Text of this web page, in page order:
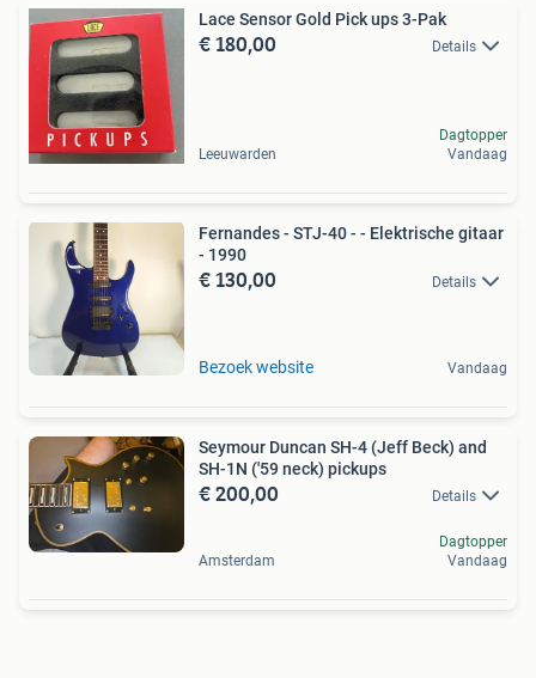
Lace Sensor Gold Pick ups 3-Pak
€ 180,00 Details
Leeuwarden
Dagtopper
Vandaag
Fernandes - STJ-40 - - Elektrische gitaar
- 1990
€ 130,00 Details
Bezoek website Vandaag
Seymour Duncan SH-4 (Jeff Beck) and
SH-1N ('59 neck) pickups
€ 200,00 Details
Amsterdam
Dagtopper
Vandaag